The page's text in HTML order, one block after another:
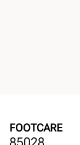
FOOTCARE